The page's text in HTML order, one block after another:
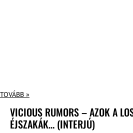
TOVÁBB »
VICIOUS RUMORS – AZOK A
ÉJSZAKÁK… (INTERJÚ)